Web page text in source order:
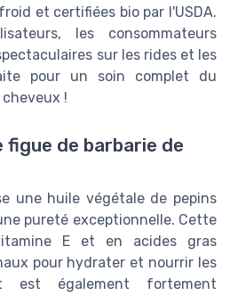
et certifiées bio par l'USDA.
les consommateurs
sur les rides et les
pour un soin complet du
!
figue de barbarie de
une huile végétale de pepins
pureté exceptionnelle. Cette
E et en acides gras
pour hydrater et nourrir les
est également fortement